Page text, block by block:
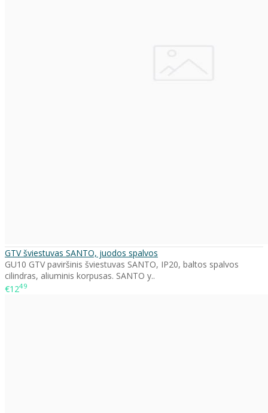
GTV šviestuvas SANTO, juodos spalvos
GU10 GTV paviršinis šviestuvas SANTO, IP20, baltos spalvos
cilindras, aliuminis korpusas. SANTO y..
€1249